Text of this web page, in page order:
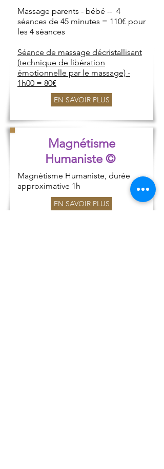
Massage parents - bébé -- 4
séances de 45 minutes = 110€ pour
les 4 séances
Séance de massage décristallisant
(technique de libération
émotionnelle par le massage) -
1h00 = 80€
EN SAVOIR PLUS
Magnétisme
Humaniste ©
Magnétisme Humaniste, durée
approximative 1h
EN SAVOIR PLUS